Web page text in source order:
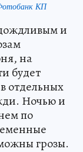
КП
и
на
будет
отдельных
Ночью и
по
грозы.